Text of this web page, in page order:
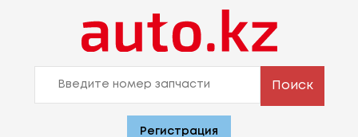
Поиск
Регистрация